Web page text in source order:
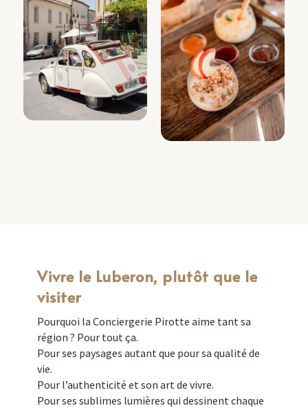
Vivre le Luberon, plutôt que le
visiter
Pourquoi la Conciergerie Pirotte aime tant sa
région ? Pour tout ça.
Pour ses paysages autant que pour sa qualité de
vie.
Pour l’authenticité et son art de vivre.
Pour ses sublimes lumières qui dessinent chaque